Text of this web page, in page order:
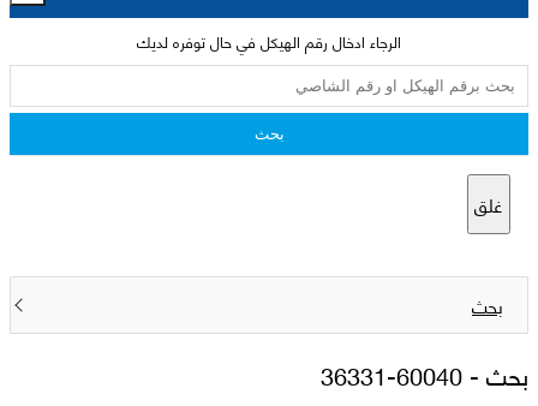
الرجاء ادخال رقم الهيكل في حال توفره لديك
بحث
غلق
بحث
بحث -36331-60040